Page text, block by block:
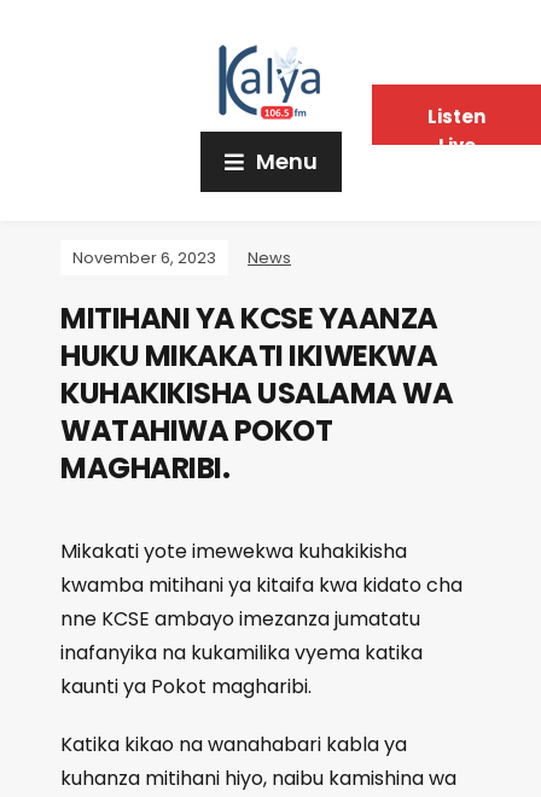
Menu
November 6, 2023 News
MITIHANI YA KCSE YAANZA
HUKU MIKAKATI IKIWEKWA
KUHAKIKISHA USALAMA WA
WATAHIWA POKOT
MAGHARIBI.
Mikakati yote imewekwa kuhakikisha
kwamba mitihani ya kitaifa kwa kidato cha
nne KCSE ambayo imezanza jumatatu
inafanyika na kukamilika vyema katika
kaunti ya Pokot magharibi.
Katika kikao na wanahabari kabla ya
kuhanza mitihani hiyo, naibu kamishina wa
Listen
Live